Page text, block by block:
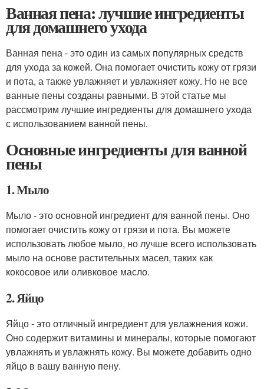
Ванная пена: лучшие ингредиенты
для домашнего ухода
Ванная пена - это один из самых популярных средств
для ухода за кожей. Она помогает очистить кожу от грязи
и пота, а также увлажняет и увлажняет кожу. Но не все
ванные пены созданы равными. В этой статье мы
рассмотрим лучшие ингредиенты для домашнего ухода
с использованием ванной пены.
Основные ингредиенты для ванной
пены
1. Мыло
Мыло - это основной ингредиент для ванной пены. Оно
помогает очистить кожу от грязи и пота. Вы можете
использовать любое мыло, но лучше всего использовать
мыло на основе растительных масел, таких как
кокосовое или оливковое масло.
2. Яйцо
Яйцо - это отличный ингредиент для увлажнения кожи.
Оно содержит витамины и минералы, которые помогают
увлажнять и увлажнять кожу. Вы можете добавить одно
яйцо в вашу ванную пену.